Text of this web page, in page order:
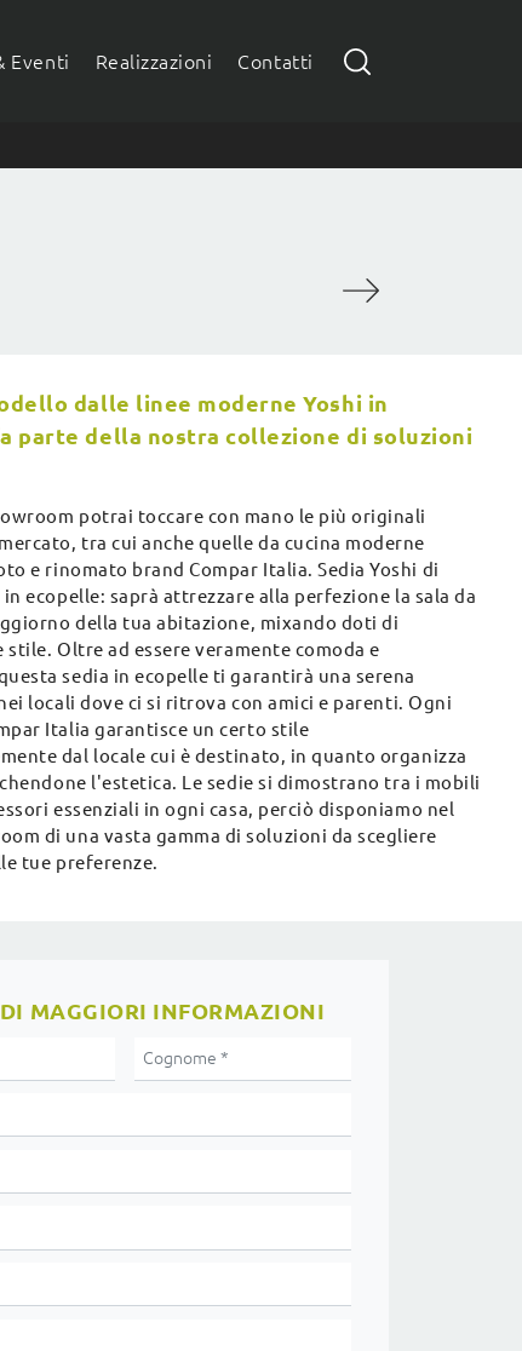
Eventi Realizzazioni Contatti
dalle linee moderne Yoshi in
parte della nostra collezione di soluzioni
potrai toccare con mano le più originali
tra cui anche quelle da cucina moderne
e rinomato brand Compar Italia. Sedia Yoshi di
ecopelle: saprà attrezzare alla perfezione la sala da
della tua abitazione, mixando doti di
Oltre ad essere veramente comoda e
sedia in ecopelle ti garantirà una serena
locali dove ci si ritrova con amici e parenti. Ogni
Italia garantisce un certo stile
dal locale cui è destinato, in quanto organizza
l'estetica. Le sedie si dimostrano tra i mobili
essenziali in ogni casa, perciò disponiamo nel
di una vasta gamma di soluzioni da scegliere
tue preferenze.
MAGGIORI INFORMAZIONI